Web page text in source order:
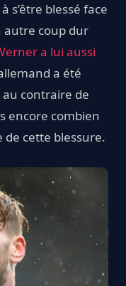
s’être blessé face
autre coup dur
a lui aussi
a été
contraire de
encore combien
de cette blessure.